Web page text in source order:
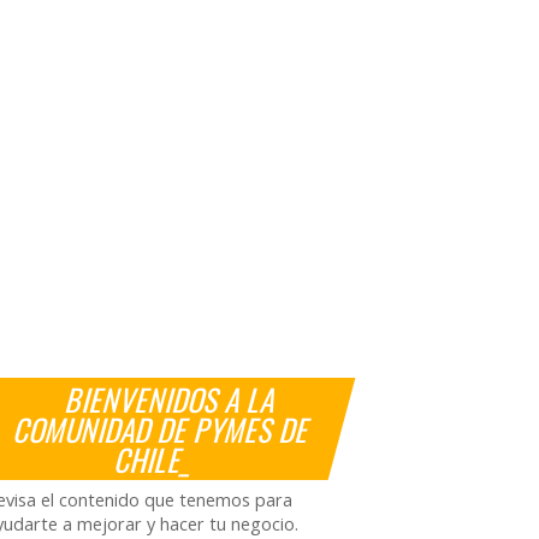
BIENVENIDOS A LA
COMUNIDAD DE PYMES DE
CHILE_
el contenido que tenemos para
a mejorar y hacer tu negocio.